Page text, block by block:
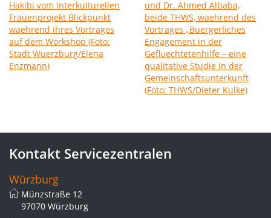
Kontakt Servicezentralen
Würzburg
Münzstraße 12
97070 Würzburg